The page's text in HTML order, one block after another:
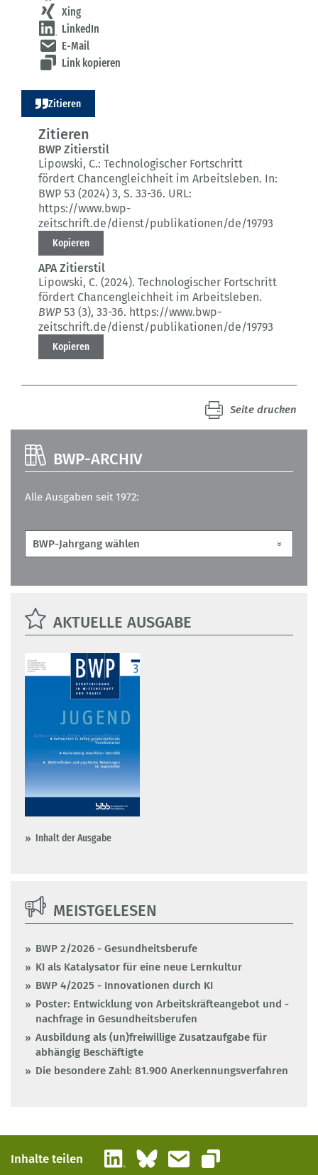
Xing
LinkedIn
E-Mail
Link kopieren
Zitieren
Zitieren
BWP Zitierstil
Lipowski, C.: Technologischer Fortschritt
fördert Chancengleichheit im Arbeitsleben. In:
BWP 53 (2024) 3, S. 33-36. URL:
https://www.bwp-
zeitschrift.de/dienst/publikationen/de/19793
Kopieren
APA Zitierstil
Lipowski, C. (2024). Technologischer Fortschritt
fördert Chancengleichheit im Arbeitsleben.
BWP53 (3), 33-36. https://www.bwp-
zeitschrift.de/dienst/publikationen/de/19793
Kopieren
Seite drucken
BWP-ARCHIV
Alle Ausgaben seit 1972:
AKTUELLE AUSGABE
Inhalt der Ausgabe
MEISTGELESEN
BWP 2/2026 - Gesundheitsberufe
KI als Katalysator für eine neue Lernkultur
BWP 4/2025 - Innovationen durch KI
Poster: Entwicklung von Arbeitskräfteangebot und -
nachfrage in Gesundheitsberufen
Ausbildung als (un)freiwillige Zusatzaufgabe für
abhängig Beschäftigte
Die besondere Zahl: 81.900 Anerkennungsverfahren
Inhalte teilen LinkedInBlueskyE-Mail
Link kopieren